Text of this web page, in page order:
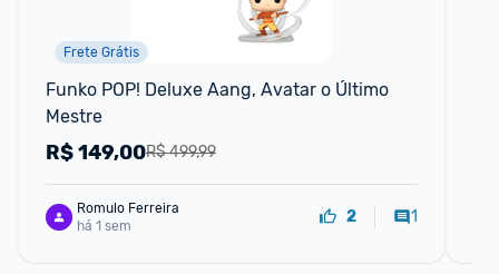
Frete Grátis
Funko POP! Deluxe Aang, Avatar o Último
Mestre
R$ 499,99
R$149,00
Romulo Ferreira
há 1 sem
2 1